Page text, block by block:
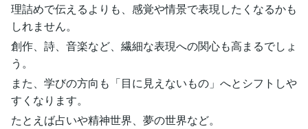
理詰めで伝えるよりも、感覚や情景で表現したくなるかも
しれません。
創作、詩、音楽など、繊細な表現への関心も高まるでしょ
う。
また、学びの方向も「目に見えないもの」へとシフトしや
すくなります。
たとえば占いや精神世界、夢の世界など。